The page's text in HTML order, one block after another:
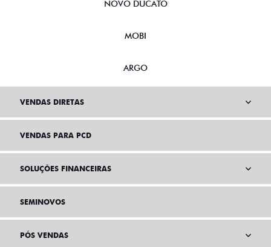
NOVO DUCATO
MOBI
ARGO
VENDAS DIRETAS
VENDAS PARA PCD
SOLUÇÕES FINANCEIRAS
SEMINOVOS
PÓS VENDAS